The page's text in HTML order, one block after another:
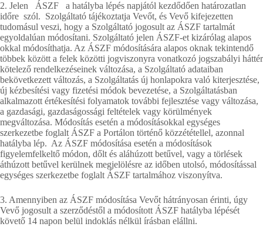
2. Jelen ÁSZF a hatályba lépés napjától kezdődően határozatlan
időre szól. Szolgáltató tájékoztatja Vevőt, és Vevő kifejezetten
tudomásul veszi, hogy a Szolgáltató jogosult az ÁSZF tartalmát
egyoldalúan módosítani. Szolgáltató jelen ÁSZF-et kizárólag alapos
okkal módosíthatja. Az ÁSZF módosítására alapos oknak tekintendő
többek között a felek közötti jogviszonyra vonatkozó jogszabályi háttér
kötelező rendelkezéseinek változása, a Szolgáltató adataiban
bekövetkezett változás, a Szolgáltatás új honlapokra való kiterjesztése,
új kézbesítési vagy fizetési módok bevezetése, a Szolgáltatásban
alkalmazott értékesítési folyamatok további fejlesztése vagy változása,
a gazdasági, gazdaságossági feltételek vagy körülmények
megváltozása. Módosítás esetén a módosításokkal egységes
szerkezetbe foglalt ÁSZF a Portálon történő közzététellel, azonnal
hatályba lép. Az ÁSZF módosítása esetén a módosítások
figyelemfelkeltő módon, dőlt és aláhúzott betűvel, vagy a törlések
áthúzott betűvel kerülnek megjelölésre az időben utolsó, módosítással
egységes szerkezetbe foglalt ÁSZF tartalmához viszonyítva.
3. Amennyiben az ÁSZF módosítása Vevőt hátrányosan érinti, úgy
Vevő jogosult a szerződéstől a módosított ÁSZF hatályba lépését
követő 14 napon belül indoklás nélkül írásban elállni.